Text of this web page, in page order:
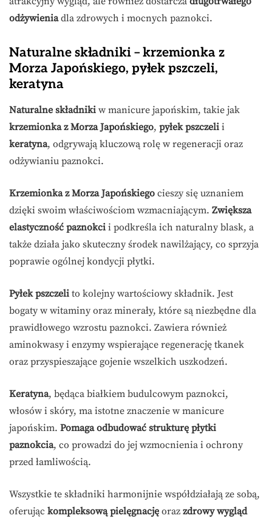
odżywieniadla zdrowych i mocnych paznokci.
Naturalne składniki – krzemionka z
Morza Japońskiego, pyłek pszczeli,
keratyna
Naturalne składniki w manicure japońskim, takie jak
krzemionka z Morza Japońskiego, pyłek pszczeli i
keratyna, odgrywają kluczową rolę w regeneracji oraz
odżywianiu paznokci.
Krzemionka z Morza Japońskiego cieszy się uznaniem
dzięki swoim właściwościom wzmacniającym. Zwiększa
elastyczność paznokci i podkreśla ich naturalny blask, a
także działa jako skuteczny środek nawilżający, co sprzyja
poprawie ogólnej kondycji płytki.
Pyłek pszczeli to kolejny wartościowy składnik. Jest
bogaty w witaminy oraz minerały, które są niezbędne dla
prawidłowego wzrostu paznokci. Zawiera również
aminokwasy i enzymy wspierające regenerację tkanek
oraz przyspieszające gojenie wszelkich uszkodzeń.
Keratyna, będąca białkiem budulcowym paznokci,
włosów i skóry, ma istotne znaczenie w manicure
japońskim. Pomaga odbudować strukturę płytki
paznokcia, co prowadzi do jej wzmocnienia i ochrony
przed łamliwością.
Wszystkie te składniki harmonijnie współdziałają ze sobą,
oferując kompleksową pielęgnację oraz zdrowy wygląd